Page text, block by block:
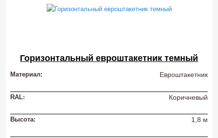
Горизонтальный евроштакетник темный
Материал: Евроштакетник
RAL: Коричневый
Высота: 1,8 м